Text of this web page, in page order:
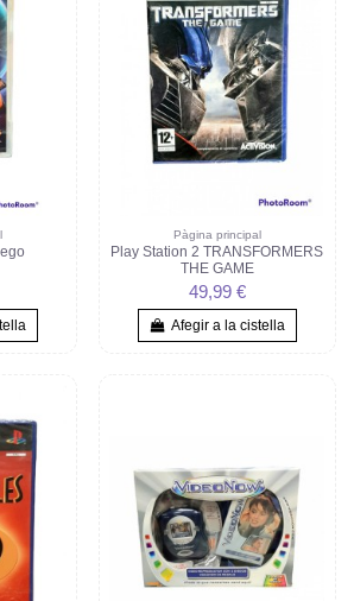
Pàgina principal
Play Station 2 TRANSFORMERS
THE GAME
49,99 €
Afegir a la cistella